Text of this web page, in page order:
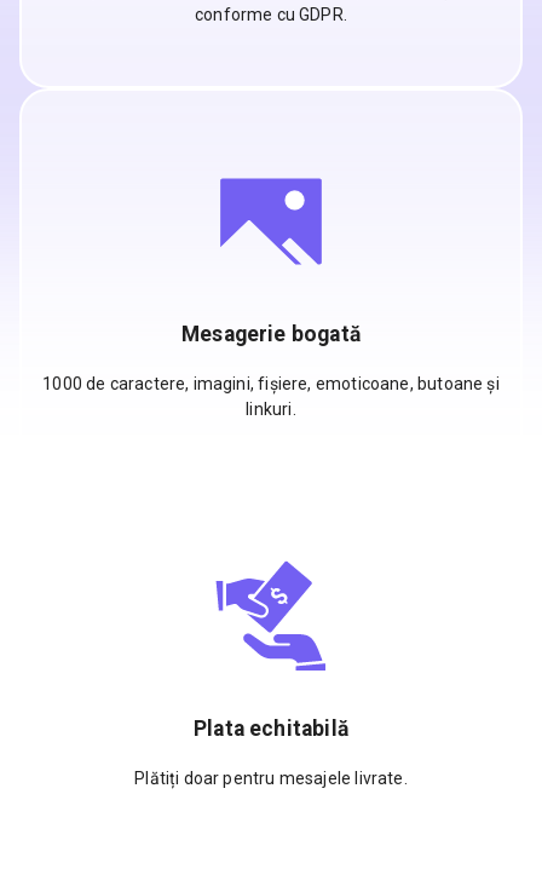
conforme cu GDPR.
Mesagerie bogată
1000 de caractere, imagini, fișiere, emoticoane, butoane și
linkuri.
Plata echitabilă
Plătiți doar pentru mesajele livrate.